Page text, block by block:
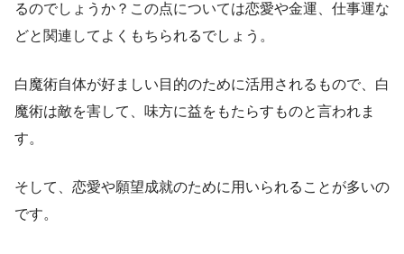
るのでしょうか？この点については恋愛や金運、仕事運な
どと関連してよくもちられるでしょう。
白魔術自体が好ましい目的のために活用されるもので、白
魔術は敵を害して、味方に益をもたらすものと言われま
す。
そして、恋愛や願望成就のために用いられることが多いの
です。